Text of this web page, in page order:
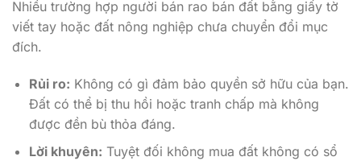
Nhiều trường hợp người bán rao bán đất bằng giấy tờ
viết tay hoặc đất nông nghiệp chưa chuyển đổi mục
đích.
Rủi ro: Không có gì đảm bảo quyền sở hữu của bạn.
Đất có thể bị thu hồi hoặc tranh chấp mà không
được đền bù thỏa đáng.
Lời khuyên: Tuyệt đối không mua đất không có sổ